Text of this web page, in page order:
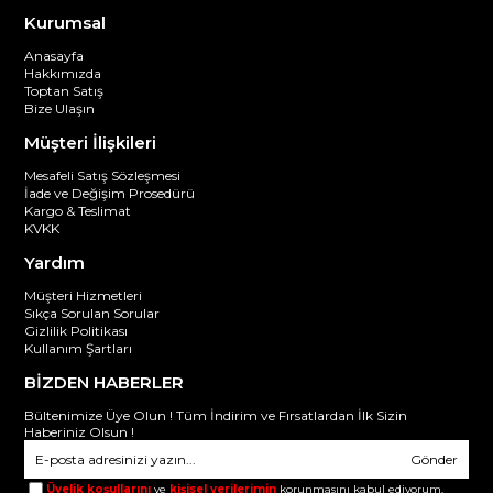
Kurumsal
Anasayfa
Hakkımızda
Toptan Satış
Bize Ulaşın
Müşteri İlişkileri
Mesafeli Satış Sözleşmesi
İade ve Değişim Prosedürü
Kargo & Teslimat
KVKK
Yardım
Müşteri Hizmetleri
Sıkça Sorulan Sorular
Gizlilik Politikası
Kullanım Şartları
BİZDEN HABERLER
Bültenimize Üye Olun ! Tüm İndirim ve Fırsatlardan İlk Sizin
Haberiniz Olsun !
Gönder
Üyelik koşullarını ve kişisel verilerimin korunmasını kabul ediyorum.